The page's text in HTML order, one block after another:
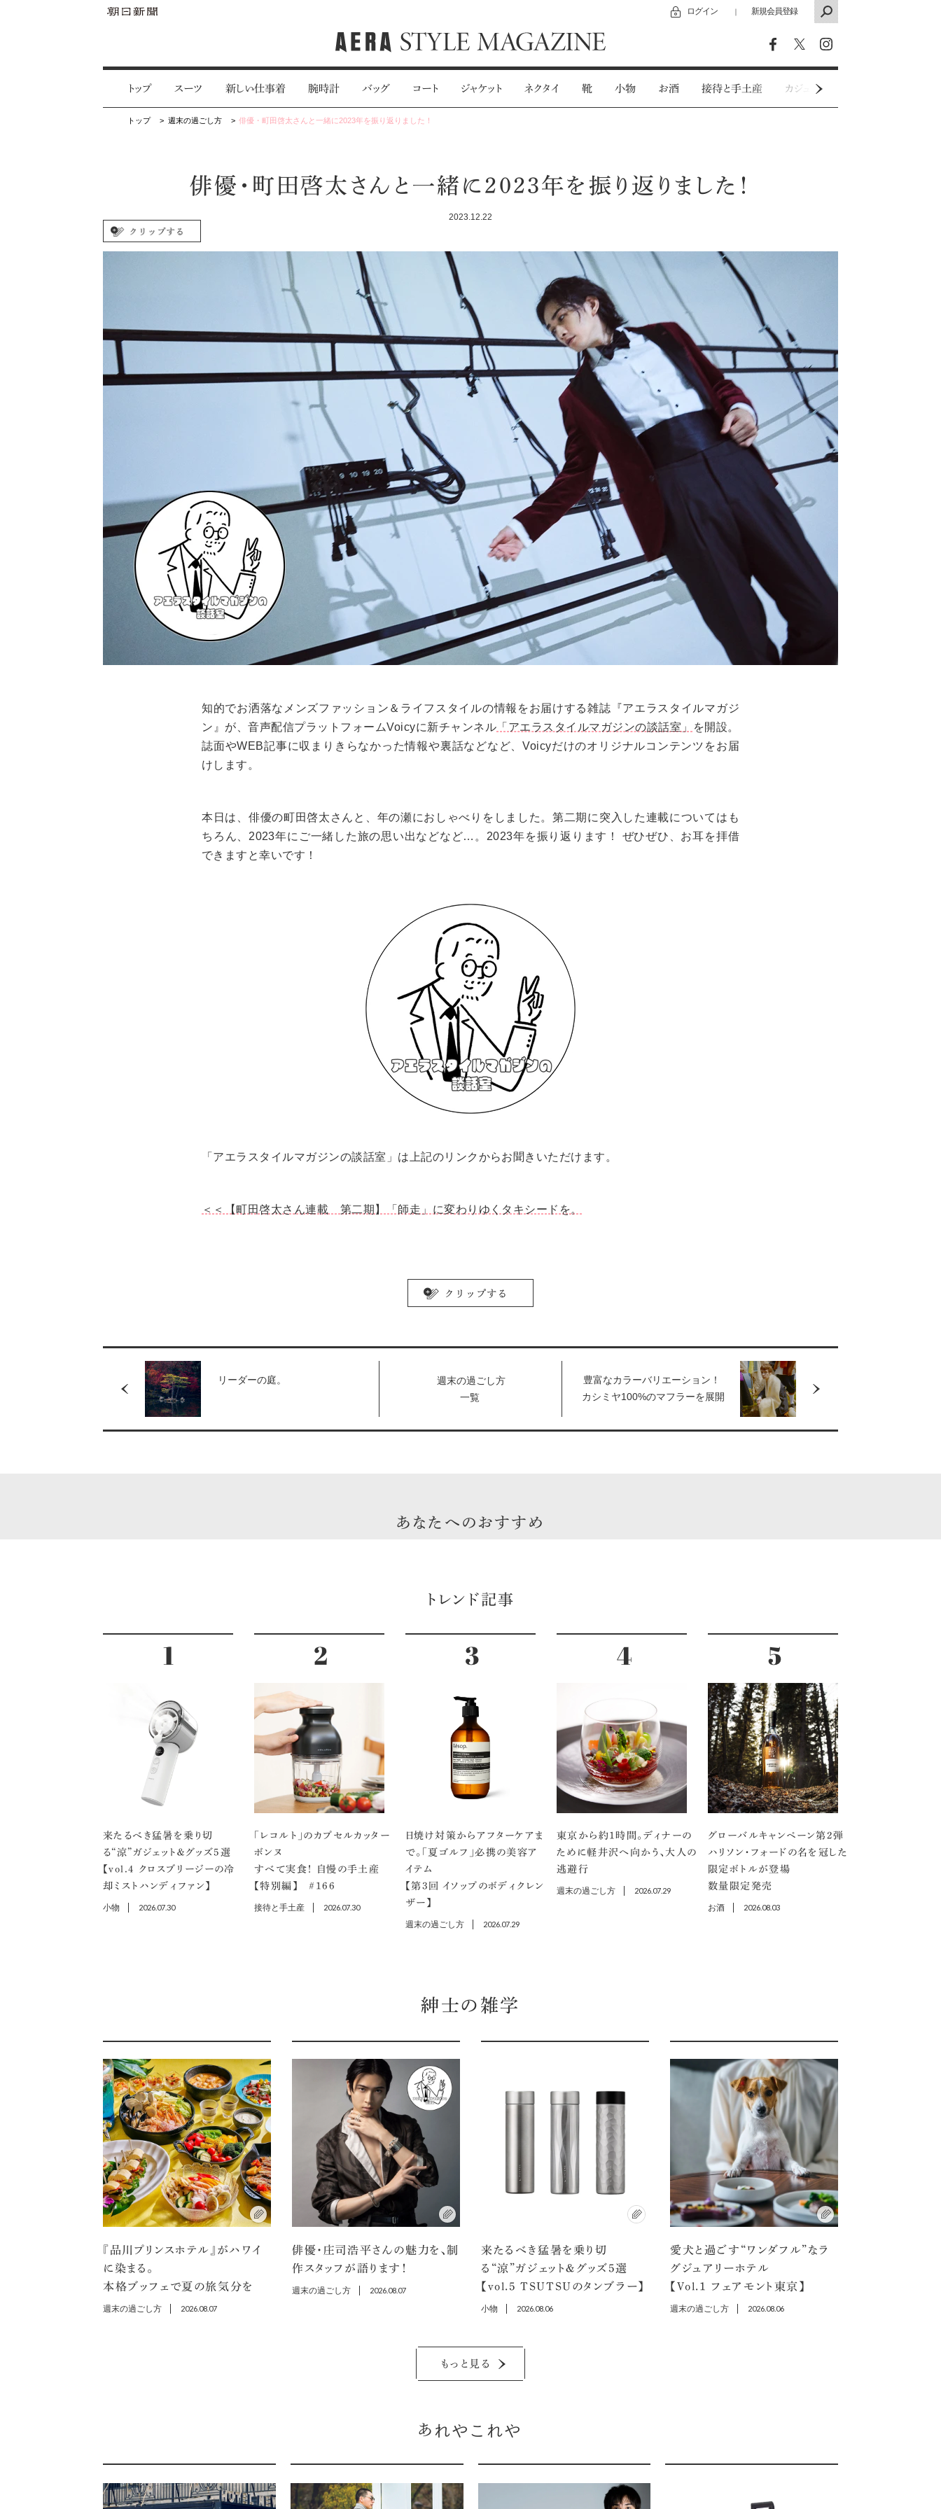
ログイン ｜ 新規会員登録
トップ スーツ 新しい仕事着 腕時計 バッグ コート ジャケット ネクタイ 靴 小物 お酒 接待と手土産 カジュアルウェア
トップ 週末の過ごし方 俳優・町田啓太さんと一緒に2023年を振り返りました！
俳優・町田啓太さんと一緒に2023年を振り返りました！
2023.12.22
知的でお洒落なメンズファッション＆ライフスタイルの情報をお届けする雑誌『アエラスタイルマガジ
ン』が、音声配信プラットフォームVoicyに新チャンネル 「アエラスタイルマガジンの談話室」
を開設。
誌面やWEB記事に収まりきらなかった情報や裏話などなど、Voicyだけのオリジナルコンテンツをお届
けします。
本日は、俳優の町田啓太さんと、年の瀬におしゃべりをしました。第二期に突入した連載についてはも
ちろん、2023年にご一緒した旅の思い出などなど…。2023年を振り返ります！ ぜひぜひ、お耳を拝借
できますと幸いです！
「アエラスタイルマガジンの談話室」は上記のリンクからお聞きいただけます。
＜＜【町田啓太さん連載 第二期】「師走」に変わりゆくタキシードを。
リーダーの庭。
週末の過ごし方
一覧
豊富なカラーバリエーション！
カシミヤ100%のマフラーを展開
ポップアップショップを開催
あなたへのおすすめ
トレンド記事
来たるべき猛暑を乗り切
る“涼”ガジェット＆グッズ5選
【vol.４ クロスブリージーの冷
却ミストハンディファン】
小物 2026.07.30
「レコルト」のカプセルカッター
ボンヌ
すべて実食！ 自慢の手土産
【特別編】 ＃166
接待と手土産 2026.07.30
日焼け対策からアフターケアま
で。「夏ゴルフ」必携の美容ア
イテム
【第3回 イソップのボディクレン
ザー】
週末の過ごし方 2026.07.29
東京から約1時間。ディナーの
ために軽井沢へ向かう、大人の
逃避行
週末の過ごし方 2026.07.29
グローバルキャンペーン第2弾
ハリソン・フォードの名を冠した
限定ボトルが登場
数量限定発売
お酒 2026.08.03
紳士の雑学
『品川プリンスホテル』がハワイ
に染まる。
本格ブッフェで夏の旅気分を
週末の過ごし方 2026.08.07
俳優・庄司浩平さんの魅力を、制
作スタッフが語ります！
週末の過ごし方 2026.08.07
来たるべき猛暑を乗り切
る“涼”ガジェット＆グッズ5選
【vol.5 TSUTSUのタンブラー】
小物 2026.08.06
愛犬と過ごす“ワンダフル”なラ
グジュアリーホテル
【Vol.1 フェアモント東京】
週末の過ごし方 2026.08.06
もっと見る
あれやこれや